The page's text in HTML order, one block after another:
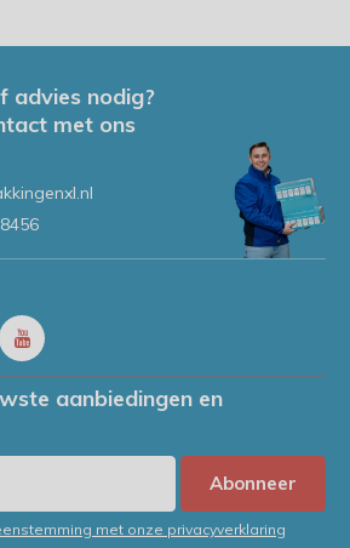
advies nodig?
met ons
aanbiedingen en
Abonneer
met onze privacyverklaring